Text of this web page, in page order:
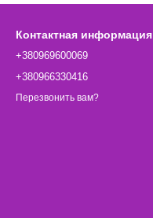
Контактная информация
+380969600069
+380966330416
Перезвонить вам?